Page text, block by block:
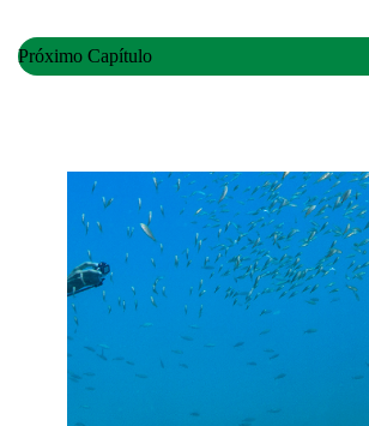
Próximo Capítulo